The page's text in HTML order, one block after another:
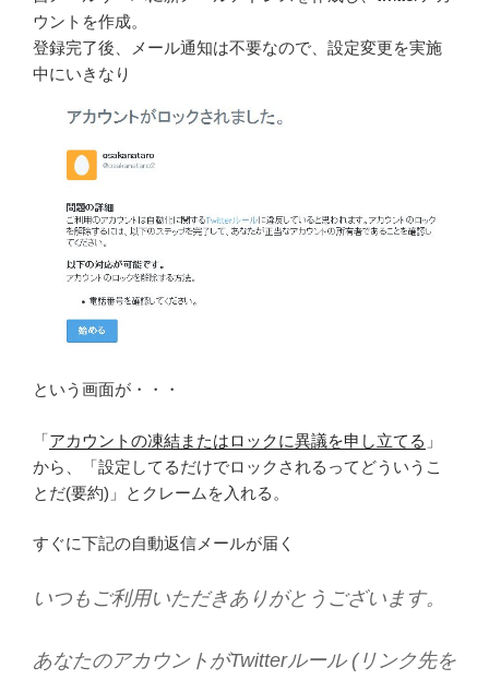
ウントを作成。
登録完了後、メール通知は不要なので、設定変更を実施
中にいきなり
という画面が・・・
「アカウントの凍結またはロックに異議を申し立てる 」
から、「設定してるだけでロックされるってどういうこ
とだ(要約)」とクレームを入れる。
すぐに下記の自動返信メールが届く
いつもご利用いただきありがとうございます。
あなたのアカウントがTwitterルール (リンク先を